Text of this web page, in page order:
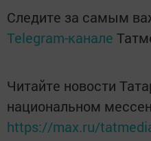
Следите за самым
Telegram-канале
Читайте новости
национальном
https://max.ru/